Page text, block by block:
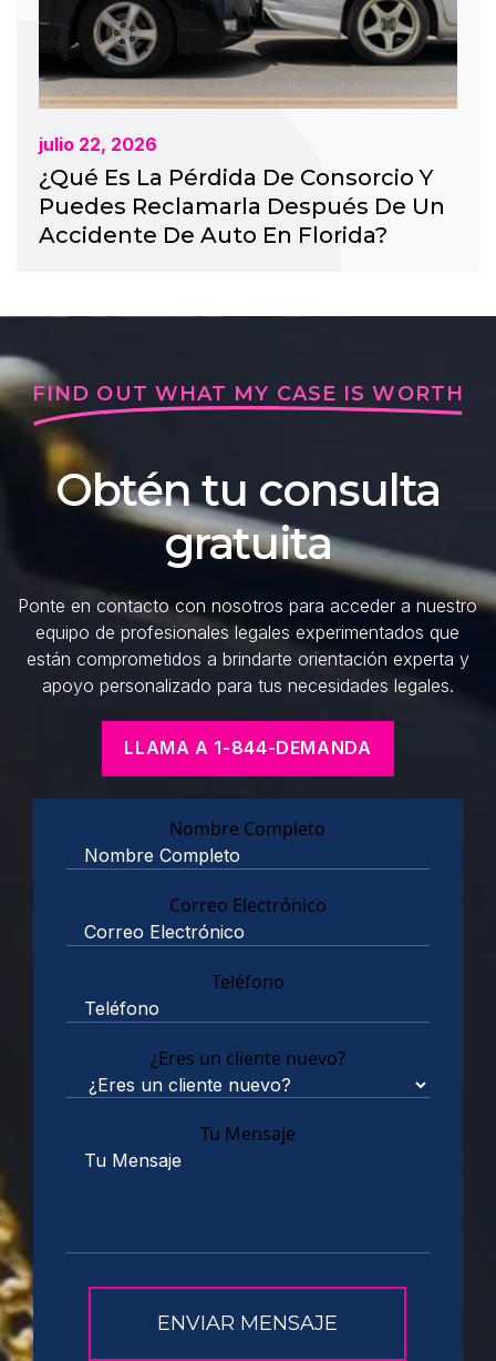
julio 22, 2026
¿Qué Es La Pérdida De Consorcio Y
Puedes Reclamarla Después De Un
Accidente De Auto En Florida?
FIND OUT WHAT MY CASE IS WORTH
Obtén tu consulta
gratuita
Ponte en contacto con nosotros para acceder a nuestro
equipo de profesionales legales experimentados que
están comprometidos a brindarte orientación experta y
apoyo personalizado para tus necesidades legales.
LLAMA A 1-844-DEMANDA
Nombre Completo
Correo Electrónico
Teléfono
¿Eres un cliente nuevo?
Tu Mensaje